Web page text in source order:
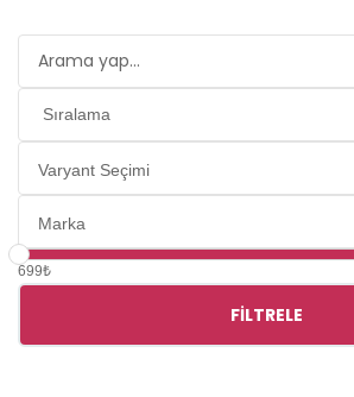
699₺
FILTRELE